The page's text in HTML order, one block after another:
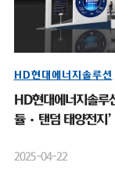
HD현대에너지솔루션
HD현대에너지솔루
듈·탠덤 태양전지’
2025-04-22